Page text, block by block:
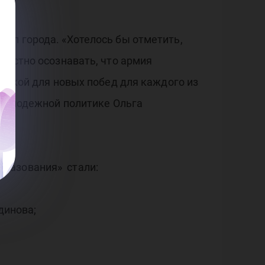
города. «Хотелось бы отметить,
осознавать, что армия
для новых побед для каждого из
политике Ольга
стали: